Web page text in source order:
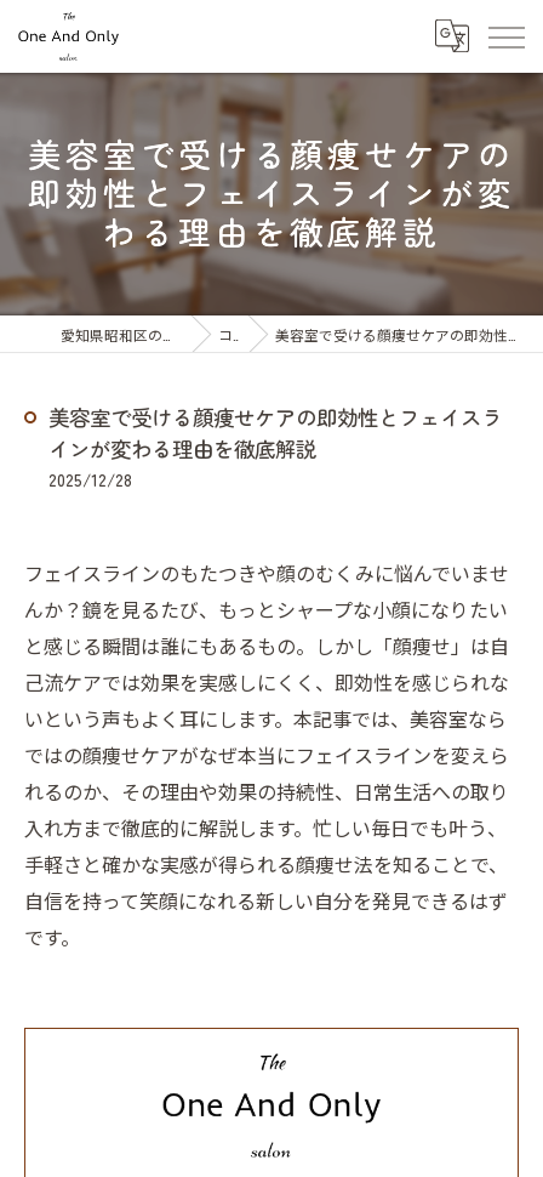
美容室で受ける顔痩せケアの
即効性とフェイスラインが変
わる理由を徹底解説
コラム 美容室で受ける顔痩せケアの即効性とフェイスラインが変わる理由を徹底解説
美容室で受ける顔痩せケアの即効性とフェイスラ
インが変わる理由を徹底解説
2025/12/28
フェイスラインのもたつきや顔のむくみに悩んでいませ
んか？鏡を見るたび、もっとシャープな小顔になりたい
と感じる瞬間は誰にもあるもの。しかし「顔痩せ」は自
己流ケアでは効果を実感しにくく、即効性を感じられな
いという声もよく耳にします。本記事では、美容室なら
ではの顔痩せケアがなぜ本当にフェイスラインを変えら
れるのか、その理由や効果の持続性、日常生活への取り
入れ方まで徹底的に解説します。忙しい毎日でも叶う、
手軽さと確かな実感が得られる顔痩せ法を知ることで、
自信を持って笑顔になれる新しい自分を発見できるはず
です。